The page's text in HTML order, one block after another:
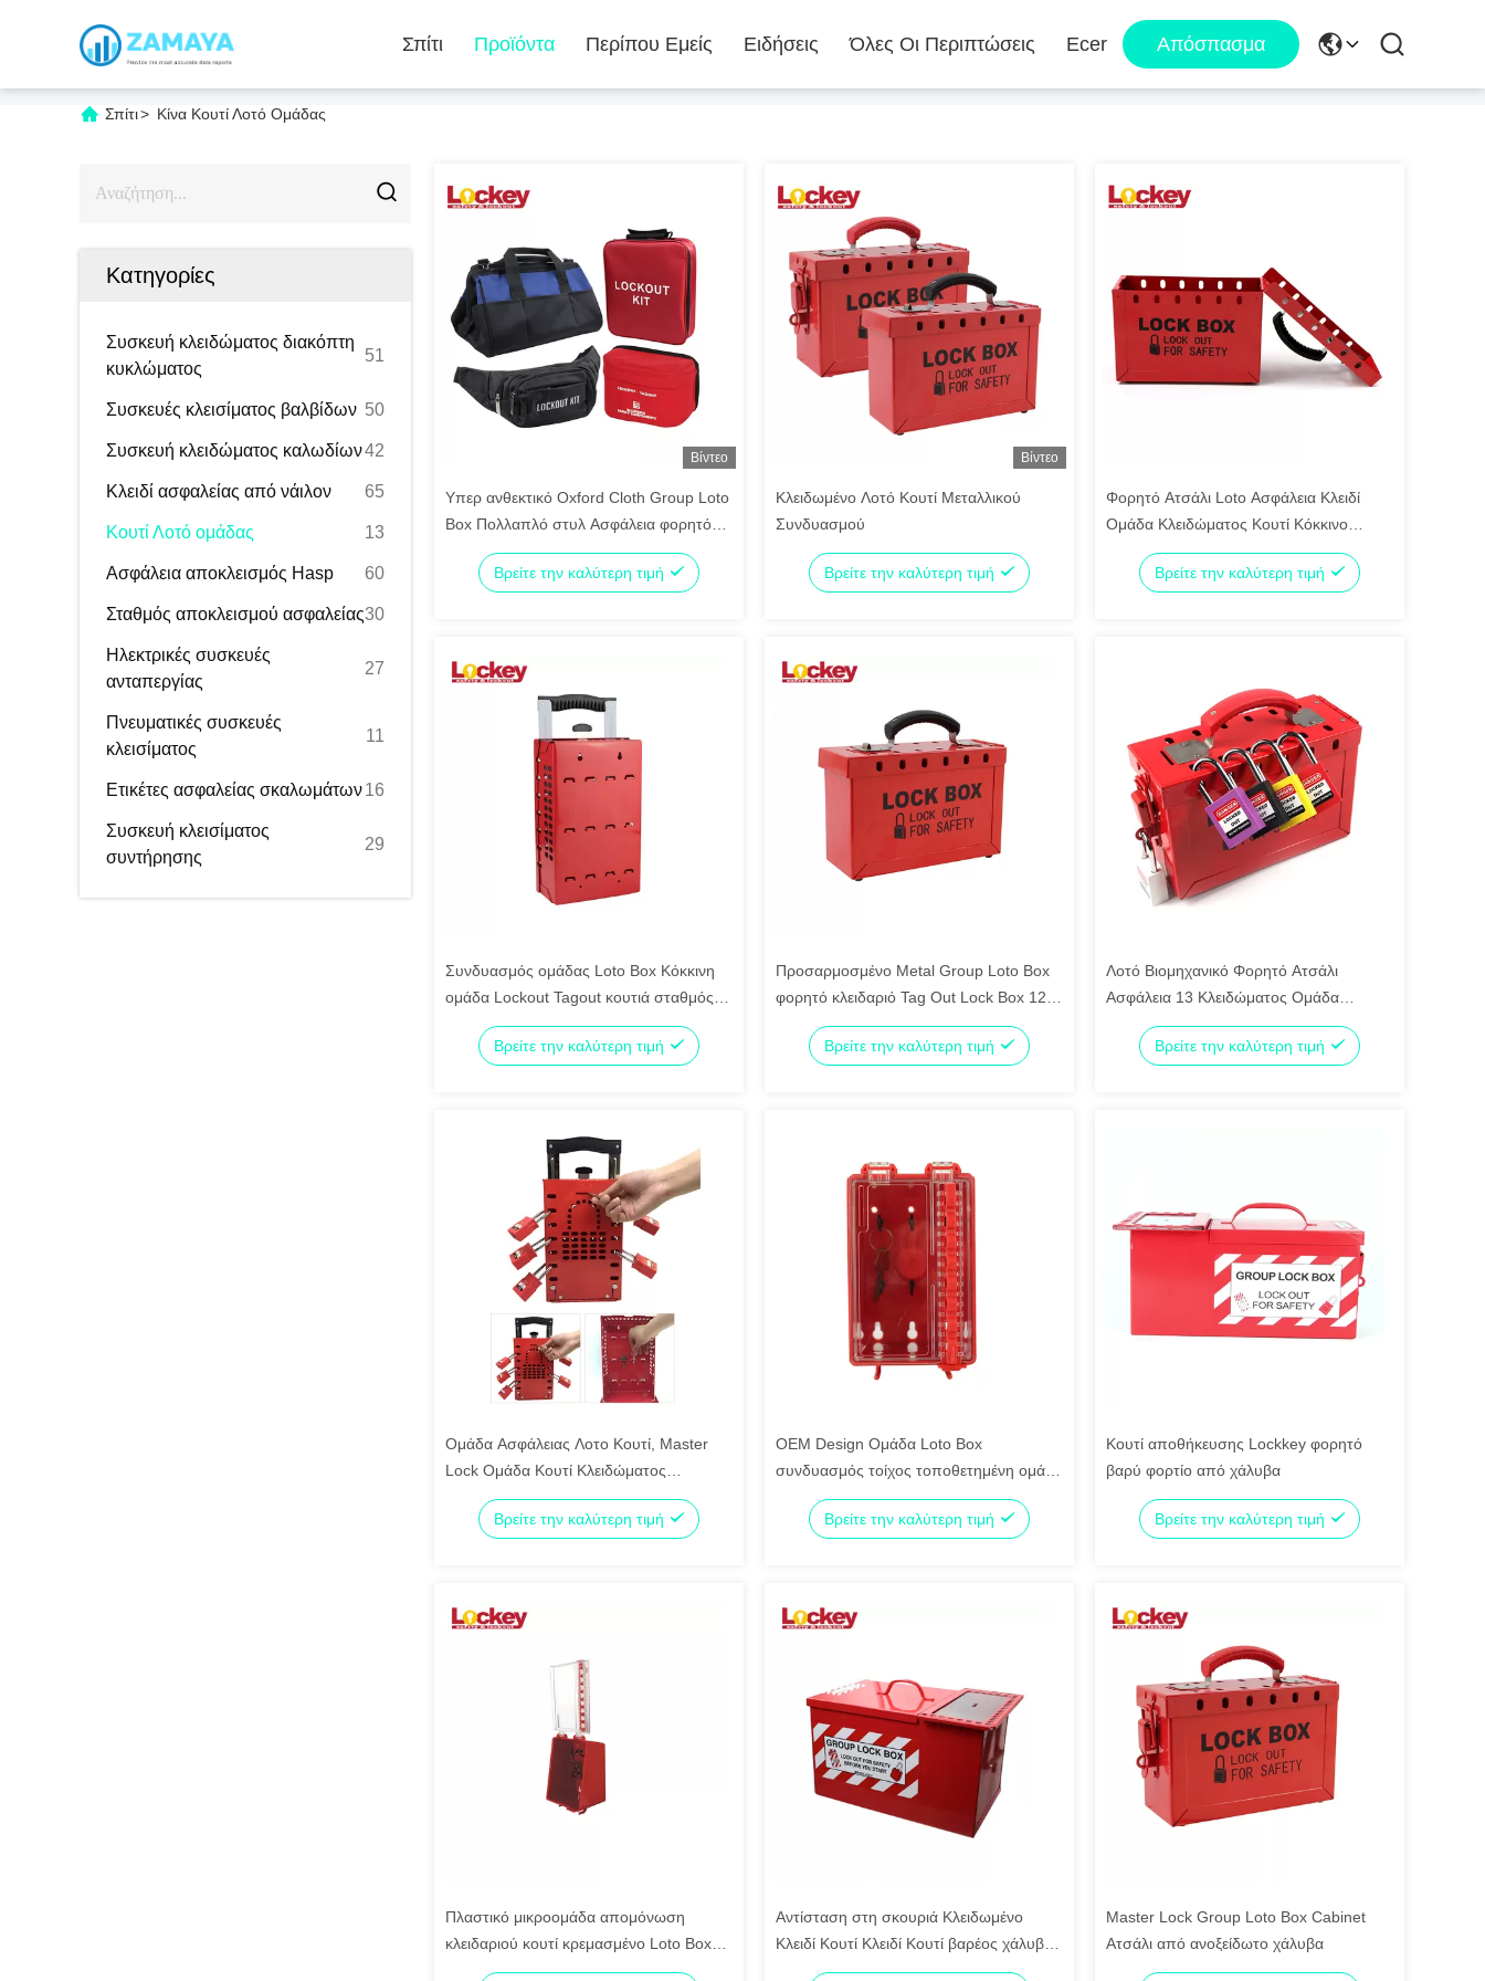
Σπίτι Προϊόντα Περίπου Εμείς Ειδήσεις Όλες Οι Περιπτώσεις Ecer Απόσπασμα
Σπίτι> Κίνα Κουτί Λοτό Ομάδας
Κατηγορίες
Συσκευή κλειδώματος διακόπτη
κυκλώματος
51
Συσκευές κλεισίματος βαλβίδων 50
Συσκευή κλειδώματος καλωδίων42
Κλειδί ασφαλείας από νάιλον 65
Κουτί Λοτό ομάδας 13
Ασφάλεια αποκλεισμός Hasp 60
Σταθμός αποκλεισμού ασφαλείας30
Ηλεκτρικές συσκευές
ανταπεργίας
27
Πνευματικές συσκευές
κλεισίματος
11
Ετικέτες ασφαλείας σκαλωμάτων16
Συσκευή κλεισίματος
συντήρησης
29
Βίντεο
Υπερ ανθεκτικό Oxford Cloth Group Loto
Box Πολλαπλό στυλ Ασφάλεια φορητό
κλειδαριό κλειδαριό κλειδαριό τσάντα
Βρείτε την καλύτερη τιμή
Βίντεο
Κλειδωμένο Λοτό Κουτί Μεταλλικού
Συνδυασμού
Βρείτε την καλύτερη τιμή
Φορητό Ατσάλι Loto Ασφάλεια Κλειδί
Ομάδα Κλειδώματος Κουτί Κόκκινο
Χρώμα Εξακολουθεί να ισχύει
Βρείτε την καλύτερη τιμή
Συνδυασμός ομάδας Loto Box Κόκκινη
ομάδα Lockout Tagout κουτιά σταθμός
τοίχος τοποθέτηση
Βρείτε την καλύτερη τιμή
Προσαρμοσμένο Metal Group Loto Box
φορητό κλειδαριό Tag Out Lock Box 12
χωρητικότητα μπουκάλου
Βρείτε την καλύτερη τιμή
Λοτό Βιομηχανικό Φορητό Ατσάλι
Ασφάλεια 13 Κλειδώματος Ομάδα
Κλειδώματος Box δωρεάν αξεσουάρ
Βρείτε την καλύτερη τιμή
Ομάδα Ασφάλειας Λοτο Κουτί, Master
Lock Ομάδα Κουτί Κλειδώματος
Πιστοποίηση CE
Βρείτε την καλύτερη τιμή
OEM Design Ομάδα Loto Box
συνδυασμός τοίχος τοποθετημένη ομάδα
κλειδαριά κουτί Tagout
Βρείτε την καλύτερη τιμή
Κουτί αποθήκευσης Lockkey φορητό
βαρύ φορτίο από χάλυβα
Βρείτε την καλύτερη τιμή
Πλαστικό μικροομάδα απομόνωση
κλειδαριού κουτί κρεμασμένο Loto Box
Κρατητής κλειδιά
Αντίσταση στη σκουριά Κλειδωμένο
Κλειδί Κουτί Κλειδί Κουτί βαρέος χάλυβα
με πολλαπλές κλειδαριές
Master Lock Group Loto Box Cabinet
Ατσάλι από ανοξείδωτο χάλυβα